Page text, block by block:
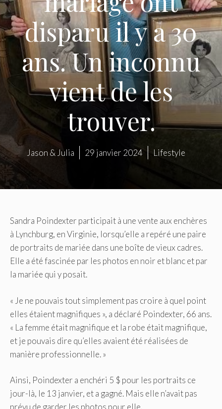
disparu il y a 30
ans. Un inconnu
vient de les
trouver.
Jason & Julia 29 janvier 2024 Lifestyle
Sandra Poindexter participait à une vente aux enchères
à Lynchburg, en Virginie, lorsqu’elle a repéré une paire
de portraits de mariée dans une boîte de vieux cadres.
Elle a été fascinée par les photos en noir et blanc et par
la mariée qui y posait.
« Je ne pouvais tout simplement pas croire à quel point
elles étaient magnifiques », a déclaré Poindexter, 66 ans.
« La femme était magnifique et la robe était magnifique,
et je pouvais dire qu’elles avaient été réalisées de
manière professionnelle. »
Ainsi, Poindexter a enchéri 5 $ pour les portraits ce
jour-là, le 13 janvier, et a gagné. Mais elle n’avait pas
prévu de garder les photos pour elle.